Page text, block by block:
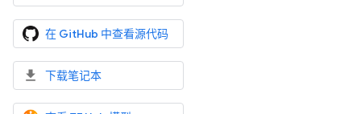
在 GitHub 中查看源代码
下载笔记本